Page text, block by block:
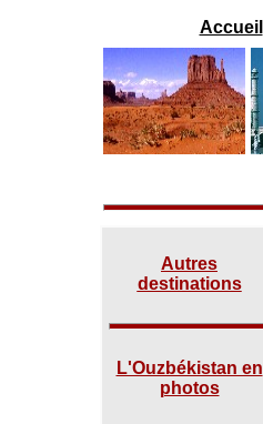
Accueil
Autres
destinations
L'Ouzbékistan en
photos